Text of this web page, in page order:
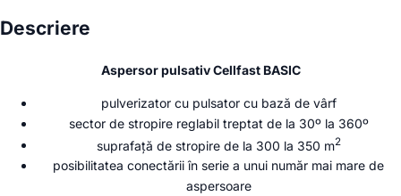
Descriere
Aspersor pulsativ Cellfast BASIC
pulverizator cu pulsator cu bază de vârf
sector de stropire reglabil treptat de la 30º la 360º
suprafață de stropire de la 300 la 350 m2
posibilitatea conectării în serie a unui număr mai mare de
aspersoare